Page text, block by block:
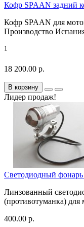
Кофр SPAAN задний
Кофр SPAAN для
Производство
1
18 200.00 р.
В корзину
Лидер продаж!
Светодиодный фонарь
Линзованный
(противотуманка)
400.00 р.